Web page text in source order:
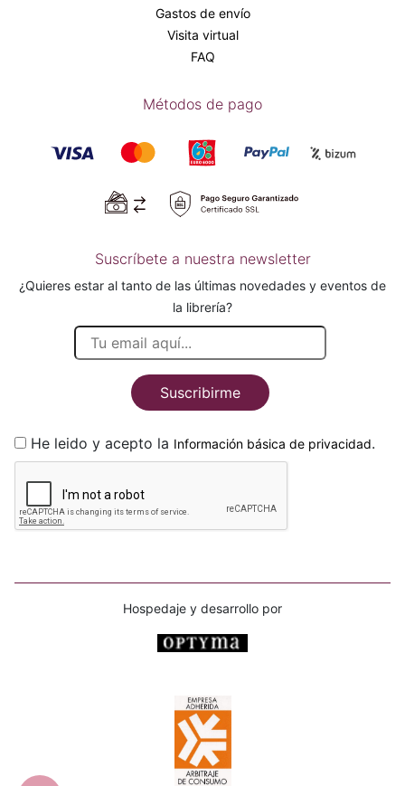
Gastos de envío
Visita virtual
FAQ
Métodos de pago
Suscríbete a nuestra newsletter
¿Quieres estar al tanto de las últimas novedades y eventos de
la librería?
Suscribirme
He leido y acepto la Información básica de privacidad.
Hospedaje y desarrollo por